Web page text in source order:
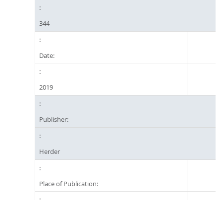
344
Date:
2019
Publisher:
Herder
Place of Publication: